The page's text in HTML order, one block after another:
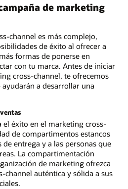
de marketing
channel es más complejo,
de éxito al ofrecer a
formas de ponerse en
con tu marca. Antes de iniciar
cross-channel, te ofrecemos
a desarrollar una
el éxito en el marketing cross-
de compartimentos estancos
entrega y a las personas que
La compartimentación
de marketing ofrezca
channel auténtica y sólida a sus